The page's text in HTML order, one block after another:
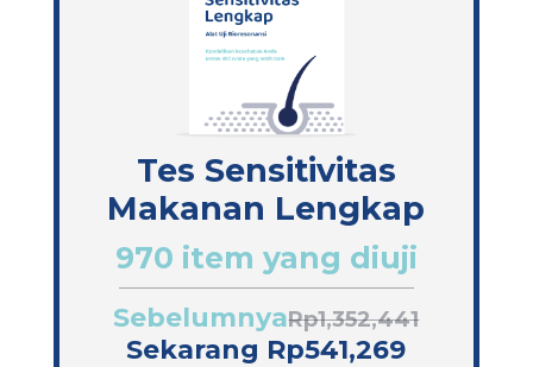
Tes Sensitivitas
Makanan Lengkap
970 item yang diuji
SebelumnyaRp1,352,441
Sekarang Rp541,269